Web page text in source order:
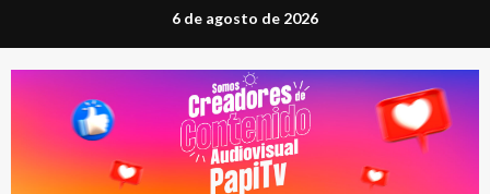
al
contenido
6 de agosto de 2026